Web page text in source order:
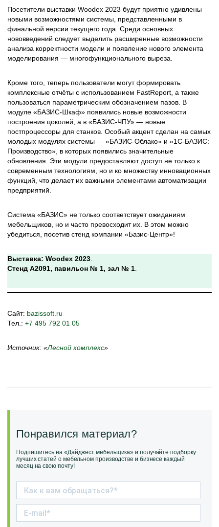
Посетители выставки Woodex 2023 будут приятно удивлены
новыми возможностями системы, представленными в
финальной версии текущего года. Среди основных
нововведений следует выделить расширенные возможности
анализа корректности модели и появление нового элемента
моделирования — многофункционального выреза.
Кроме того, теперь пользователи могут формировать
комплексные отчёты с использованием FastReport, а также
пользоваться параметрическим обозначением пазов. В
модуле «БАЗИС-Шкаф» появились новые возможности
построения цоколей, а в «БАЗИС-ЧПУ» — новые
постпроцессоры для станков. Особый акцент сделан на самых
молодых модулях системы — «БАЗИС-Облако» и «1С-БАЗИС:
Производство», в которых появились значительные
обновления. Эти модули предоставляют доступ не только к
современным технологиям, но и ко множеству инновационных
функций, что делает их важными элементами автоматизации
предприятий.
Система «БАЗИС» не только соответствует ожиданиям
мебельщиков, но и часто превосходит их. В этом можно
убедиться, посетив стенд компании «Базис-Центр»!
Выставка: Woodex 2023
Стенд A2091, павильон № 1, зал № 1
Сайт: bazissoft.ru
Тел.: +7 495 792 01 05
Источник: «Лесной комплекс»
Понравился материал?
Подпишитесь на «Дайджест мебельщика» и получайте подборку
лучших статей о мебельном производстве и бизнесе каждый
месяц на свою почту!